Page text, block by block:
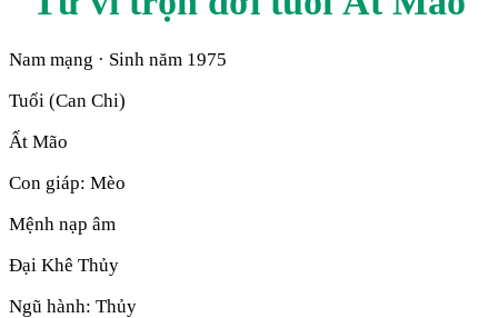
Nam mạng · Sinh năm 1975
Tuổi (Can Chi)
Ất Mão
Con giáp: Mèo
Mệnh nạp âm
Đại Khê Thủy
Ngũ hành: Thủy